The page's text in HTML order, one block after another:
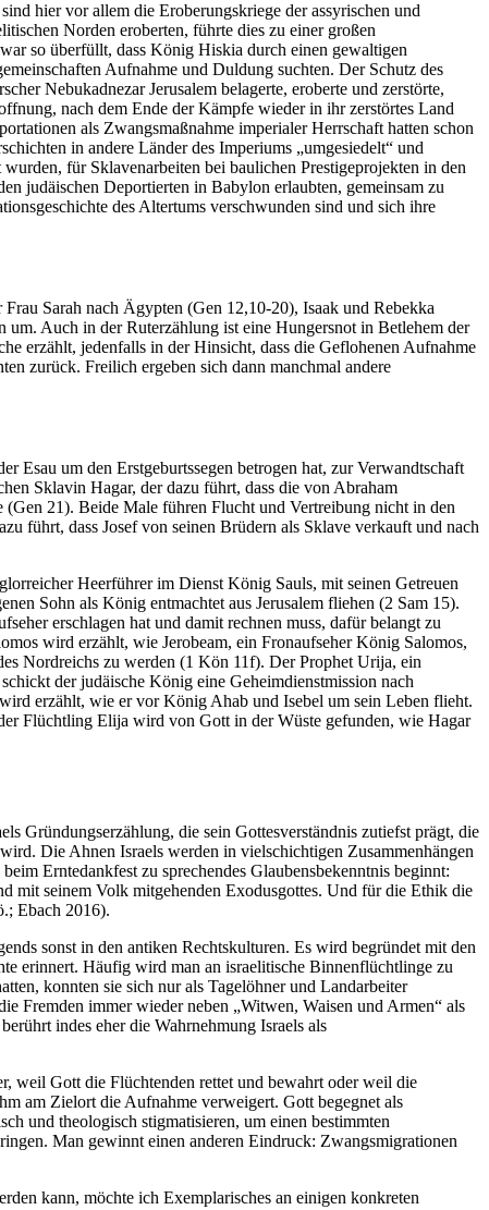
hier vor allem die Eroberungskriege der assyrischen und
Norden eroberten, führte dies zu einer großen
so überfüllt, dass König Hiskia durch einen gewaltigen
Aufnahme und Duldung suchten. Der Schutz des
Nebukadnezar Jerusalem belagerte, eroberte und zerstörte,
nach dem Ende der Kämpfe wieder in ihr zerstörtes Land
als Zwangsmaßnahme imperialer Herrschaft hatten schon
in andere Länder des Imperiums „umgesiedelt“ und
für Sklavenarbeiten bei baulichen Prestigeprojekten in den
judäischen Deportierten in Babylon erlaubten, gemeinsam zu
des Altertums verschwunden sind und sich ihre
Sarah nach Ägypten (Gen 12,10-20), Isaak und Rebekka
um. Auch in der Ruterzählung ist eine Hungersnot in Betlehem der
erzählt, jedenfalls in der Hinsicht, dass die Geflohenen Aufnahme
zurück. Freilich ergeben sich dann manchmal andere
Esau um den Erstgeburtssegen betrogen hat, zur Verwandtschaft
Sklavin Hagar, der dazu führt, dass die von Abraham
21). Beide Male führen Flucht und Vertreibung nicht in den
führt, dass Josef von seinen Brüdern als Sklave verkauft und nach
Heerführer im Dienst König Sauls, mit seinen Getreuen
Sohn als König entmachtet aus Jerusalem fliehen (2 Sam 15).
erschlagen hat und damit rechnen muss, dafür belangt zu
wird erzählt, wie Jerobeam, ein Fronaufseher König Salomos,
Nordreichs zu werden (1 Kön 11f). Der Prophet Urija, ein
der judäische König eine Geheimdienstmission nach
erzählt, wie er vor König Ahab und Isebel um sein Leben flieht.
Flüchtling Elija wird von Gott in der Wüste gefunden, wie Hagar
Gründungserzählung, die sein Gottesverständnis zutiefst prägt, die
Die Ahnen Israels werden in vielschichtigen Zusammenhängen
Erntedankfest zu sprechendes Glaubensbekenntnis beginnt:
mit seinem Volk mitgehenden Exodusgottes. Und für die Ethik die
Ebach 2016).
sonst in den antiken Rechtskulturen. Es wird begründet mit den
erinnert. Häufig wird man an israelitische Binnenflüchtlinge zu
konnten sie sich nur als Tagelöhner und Landarbeiter
Fremden immer wieder neben „Witwen, Waisen und Armen“ als
indes eher die Wahrnehmung Israels als
weil Gott die Flüchtenden rettet und bewahrt oder weil die
am Zielort die Aufnahme verweigert. Gott begegnet als
und theologisch stigmatisieren, um einen bestimmten
Man gewinnt einen anderen Eindruck: Zwangsmigrationen
kann, möchte ich Exemplarisches an einigen konkreten